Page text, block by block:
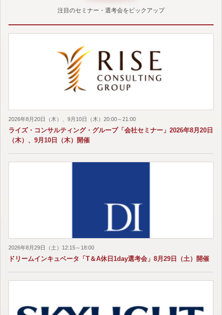
・外資系生命保険会社→日系大手銀行
注目のセミナー・選考会をピックアップ
2026年8月20日（木）、9月10日（木）20:00～21:00
ライズ・コンサルティング・グループ「会社セミナー」2026年8月20日
（木）、9月10日（木）開催
2026年8月29日（土）12:15～18:00
ドリームインキュベータ「T＆A休日1day選考会」8月29日（土）開催